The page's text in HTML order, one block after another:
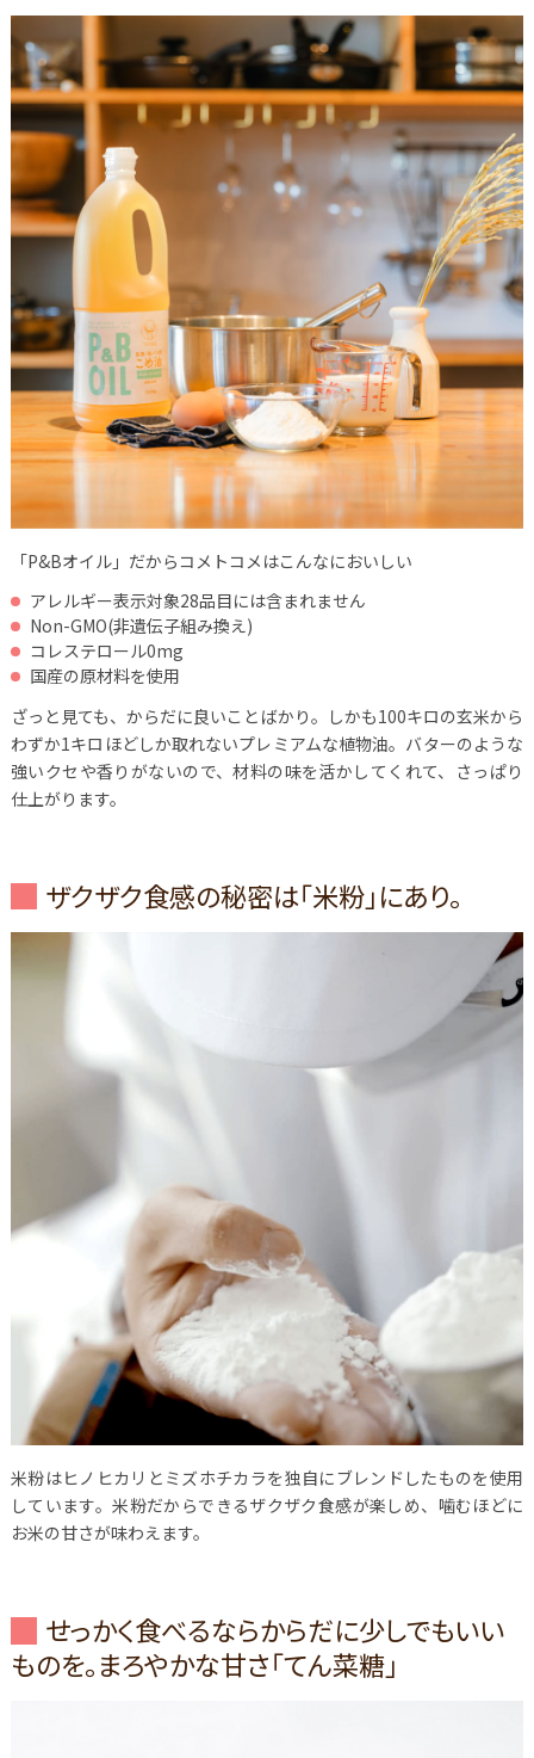
「P&Bオイル」だからコメトコメはこんなにおいしい
アレルギー表示対象28品目には含まれません
Non-GMO(非遺伝子組み換え)
コレステロール0mg
国産の原材料を使用
ざっと見ても、からだに良いことばかり。しかも100キロの玄米から
わずか1キロほどしか取れないプレミアムな植物油。バターのような
強いクセや香りがないので、材料の味を活かしてくれて、さっぱり
仕上がります。
ザクザク食感の秘密は「米粉」にあり。
米粉はヒノヒカリとミズホチカラを独自にブレンドしたものを使用
しています。米粉だからできるザクザク食感が楽しめ、噛むほどに
お米の甘さが味わえます。
せっかく食べるならからだに少しでもいい
ものを。まろやかな甘さ「てん菜糖」